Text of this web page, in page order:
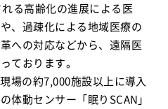
る高齢化の進展による医
、過疎化による地域医療の
への対応などから、遠隔医
ております。
場の約7,000施設以上に導入
体動センサー「眠りSCAN」